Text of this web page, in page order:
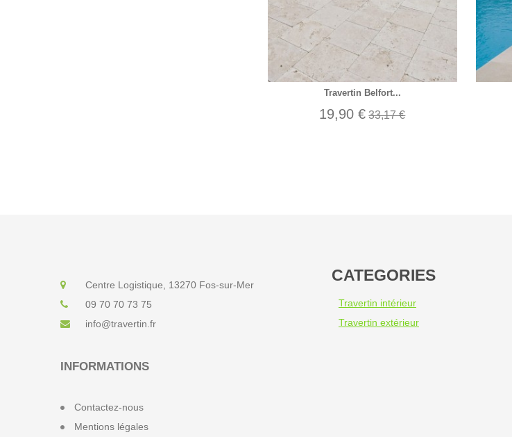
Travertin Belfort...
19,90 € 33,17 €
Centre Logistique, 13270 Fos-sur-Mer
09 70 70 73 75
info@travertin.fr
CATEGORIES
Travertin intérieur
Travertin extérieur
INFORMATIONS
Contactez-nous
Mentions légales